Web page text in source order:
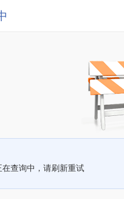
在查询中，请刷新重试